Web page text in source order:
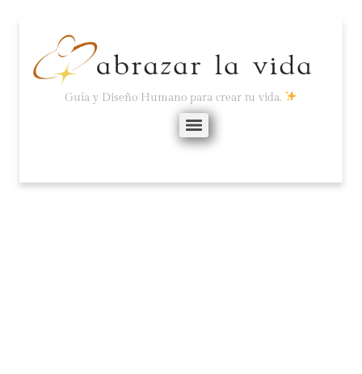
Guía y Diseño Humano para crear tu vida.